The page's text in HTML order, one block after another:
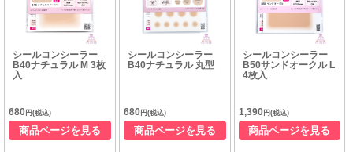
シールコンシーラー
B40ナチュラル M 3枚
入
680 円(税込)
商品ページを見る
シールコンシーラー
B40ナチュラル 丸型
680円(税込)
商品ページを見る
シールコンシーラー
B50サンドオークル L
4枚入
1,390円(税込)
商品ページを見る